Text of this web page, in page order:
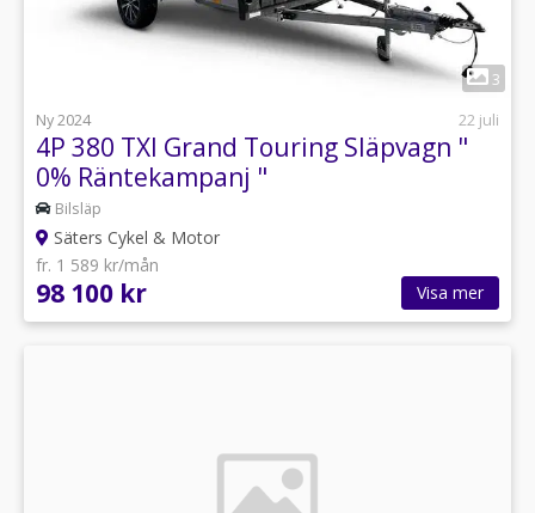
3
Ny 2024
22 juli
4P 380 TXI Grand Touring Släpvagn "
0% Räntekampanj "
Bilsläp
Säters Cykel & Motor
fr. 1 589 kr/mån
98 100 kr Visa mer